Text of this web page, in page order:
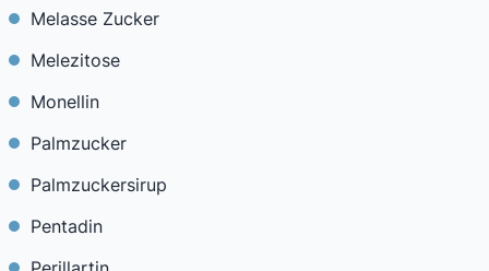
Melasse Zucker
Melezitose
Monellin
Palmzucker
Palmzuckersirup
Pentadin